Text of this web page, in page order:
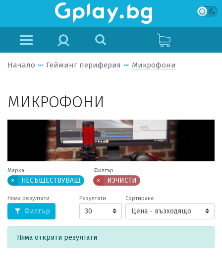
Начало Гейминг периферия Микрофони
МИКРОФОНИ
Марка
× НЕСЪЩЕСТВУВАЩ
Филтър
× ИЗЧИСТИ
Няма резултати
Филтър
Резултати Сортиране
Няма открити резултати